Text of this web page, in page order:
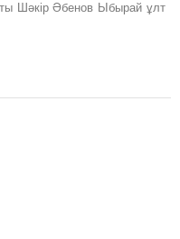
Шәкір Әбенов Ыбырай ұлт